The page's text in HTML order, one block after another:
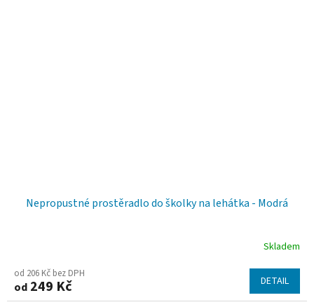
Nepropustné prostěradlo do školky na lehátka - Modrá
Skladem
od 206 Kč bez DPH
od 249 Kč DETAIL